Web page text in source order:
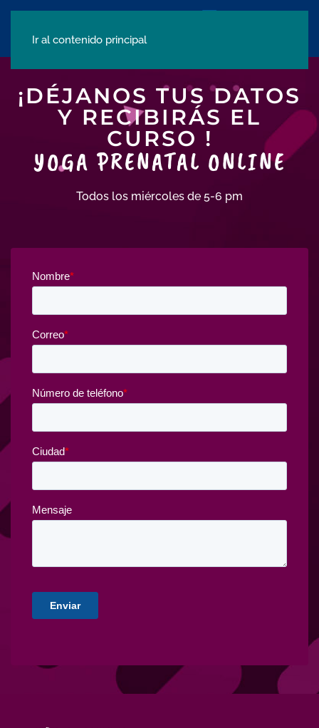
Ir al contenido principal
¡DÉJANOS TUS DATOS
Y RECIBIRÁS EL
CURSO !
YOGA PRENATAL ONLINE
Todos los miércoles de 5-6 pm